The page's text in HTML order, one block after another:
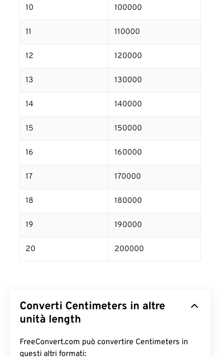
10 100000
11 110000
12 120000
13 130000
14 140000
15 150000
16 160000
17 170000
18 180000
19 190000
20 200000
Converti Centimeters in altre
unità length
FreeConvert.com può convertire Centimeters in
questi altri formati: